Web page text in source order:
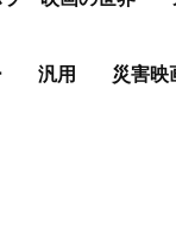
汎用 災害映